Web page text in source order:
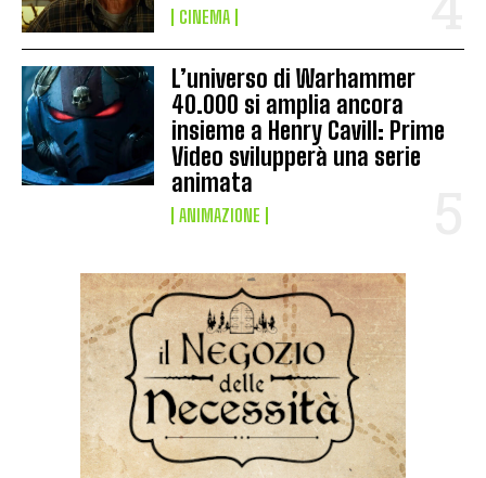
CINEMA
L’universo di Warhammer
40.000 si amplia ancora
insieme a Henry Cavill: Prime
Video svilupperà una serie
animata
ANIMAZIONE